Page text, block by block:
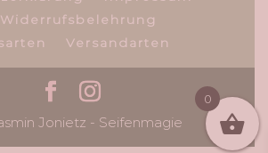
Widerrufsbelehrung
Versandarten
Jonietz - Seifenmagie
0